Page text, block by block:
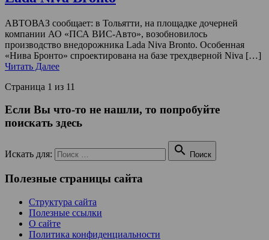
АВТОВАЗ сообщает: в Тольятти, на площадке дочерней
компании АО «ПСА ВИС-Авто», возобновилось
производство внедорожника Lada Niva Bronto. Особенная
«Нива Бронто» спроектирована на базе трехдверной Niva […]
Читать Далее
Страница 1 из 11
Если Вы что-то не нашли, то попробуйте
поискать здесь
Искать для:  Поиск
Полезные страницы сайта
Структура сайта
Полезные ссылки
О сайте
Политика конфиденциальности